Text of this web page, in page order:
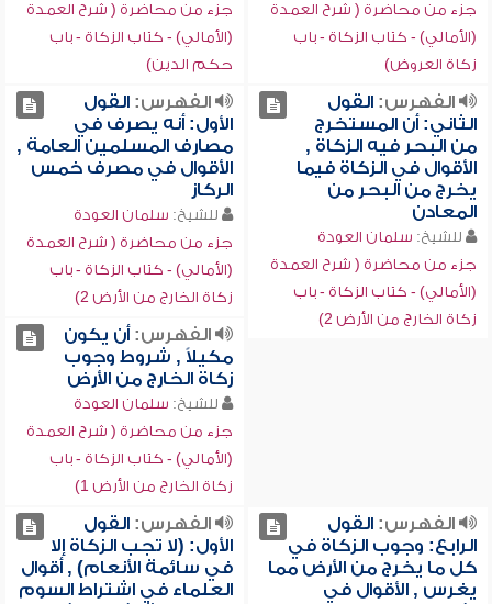
جزء من محاضرة ( شرح العمدة
(الأمالي) - كتاب الزكاة - باب
زكاة العروض)
جزء من محاضرة ( شرح العمدة
(الأمالي) - كتاب الزكاة - باب
حكم الدين)
الفهرس:القول
الثاني: أن المستخرج
من البحر فيه الزكاة ,
الأقوال في الزكاة فيما
يخرج من البحر من
المعادن
للشيخ: سلمان العودة
جزء من محاضرة ( شرح العمدة
(الأمالي) - كتاب الزكاة - باب
زكاة الخارج من الأرض 2)
الفهرس:القول
الأول: أنه يصرف في
مصارف المسلمين العامة ,
الأقوال في مصرف خمس
الركاز
للشيخ: سلمان العودة
جزء من محاضرة ( شرح العمدة
(الأمالي) - كتاب الزكاة - باب
زكاة الخارج من الأرض 2)
الفهرس:أن يكون
مكيلاً , شروط وجوب
زكاة الخارج من الأرض
للشيخ: سلمان العودة
جزء من محاضرة ( شرح العمدة
(الأمالي) - كتاب الزكاة - باب
زكاة الخارج من الأرض 1)
الفهرس:القول
الرابع: وجوب الزكاة في
كل ما يخرج من الأرض مما
يغرس , الأقوال في
الفهرس:القول
الأول: (لا تجب الزكاة إلا
في سائمة الأنعام) , أقوال
العلماء في اشتراط السوم